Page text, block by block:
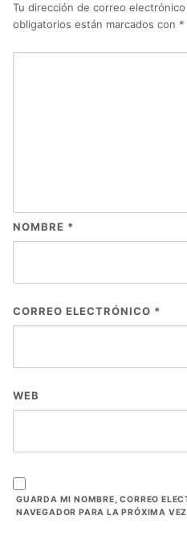
Tu dirección de correo
obligatorios están marcados con *
NOMBRE *
CORREO ELECTRÓNICO *
WEB
GUARDA MI NOMBRE, CORREO
NAVEGADOR PARA LA PRÓXIMA